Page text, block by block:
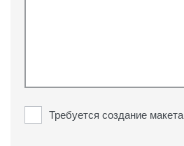
Требуется создание макета